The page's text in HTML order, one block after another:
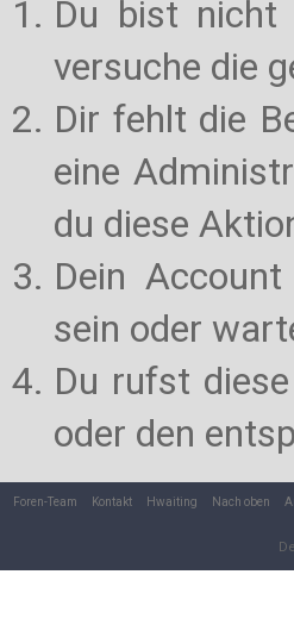
Du bist nicht
versuche die
Dir fehlt die
eine
du diese
Dein
sein oder
Du rufst
oder den
Foren-Team Kontakt Hwaiting Nach oben